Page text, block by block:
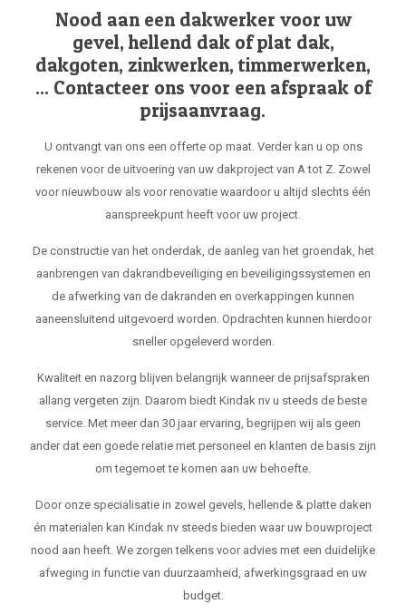
Nood aan een dakwerker voor uw
gevel, hellend dak of plat dak,
dakgoten, zinkwerken, timmerwerken,
... Contacteer ons voor een afspraak of
prijsaanvraag.
U ontvangt van ons een offerte op maat. Verder kan u op ons
rekenen voor de uitvoering van uw dakproject van A tot Z. Zowel
voor nieuwbouw als voor renovatie waardoor u altijd slechts één
aanspreekpunt heeft voor uw project.
De constructie van het onderdak, de aanleg van het groendak, het
aanbrengen van dakrandbeveiliging en beveiligingssystemen en
de afwerking van de dakranden en overkappingen kunnen
aaneensluitend uitgevoerd worden. Opdrachten kunnen hierdoor
sneller opgeleverd worden.
Kwaliteit en nazorg blijven belangrijk wanneer de prijsafspraken
allang vergeten zijn. Daarom biedt Kindak nv u steeds de beste
service. Met meer dan 30 jaar ervaring, begrijpen wij als geen
ander dat een goede relatie met personeel en klanten de basis zijn
om tegemoet te komen aan uw behoefte.
Door onze specialisatie in zowel gevels, hellende & platte daken
én materialen kan Kindak nv steeds bieden waar uw bouwproject
nood aan heeft. We zorgen telkens voor advies met een duidelijke
afweging in functie van duurzaamheid, afwerkingsgraad en uw
budget.